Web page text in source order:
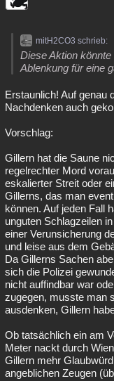
mitH2CO3 schrieb:
Diese Aktion
Ablenkung für eine
Erstaunlich! Auf genau
Nachdenken auch
Vorschlag:
Gillern hat die Saune
regelrechter Mord
eskalierter Streit oder
Gillerns, das man
können. Auf jeden Fall
unguten Schlagzeilen
einer Verunsicherung
und leise aus dem
Da Gillerns Sachen
sich die Polizei
nicht auffindbar war
zugegen, musste man
ausdenken, Gillern
Ob tatsächlich ein am
Meter nackt durch
Gillern mehr
angeblichen Zeugen